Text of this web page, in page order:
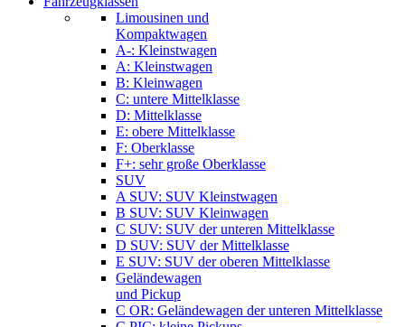
Limousinen und
Kompaktwagen
A-: Kleinstwagen
A: Kleinstwagen
B: Kleinwagen
C: untere Mittelklasse
D: Mittelklasse
E: obere Mittelklasse
F: Oberklasse
F+: sehr große Oberklasse
SUV
A SUV: SUV Kleinstwagen
B SUV: SUV Kleinwagen
C SUV: SUV der unteren Mittelklasse
D SUV: SUV der Mittelklasse
E SUV: SUV der oberen Mittelklasse
Geländewagen
und Pickup
C OR: Geländewagen der unteren Mittelklasse